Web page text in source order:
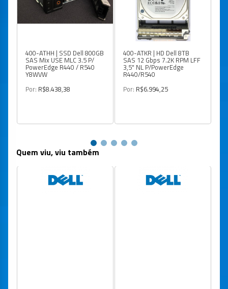
400-ATHH | SSD Dell 800GB
SAS Mix USE MLC 3.5 P/
PowerEdge R440 / R540
Y8WVW
Por: R$8.438,38
400-ATKR | HD Dell 8TB
SAS 12 Gbps 7.2K RPM LFF
3,5" NL P/PowerEdge
R440/R540
Por: R$6.994,25
Quem viu, viu também